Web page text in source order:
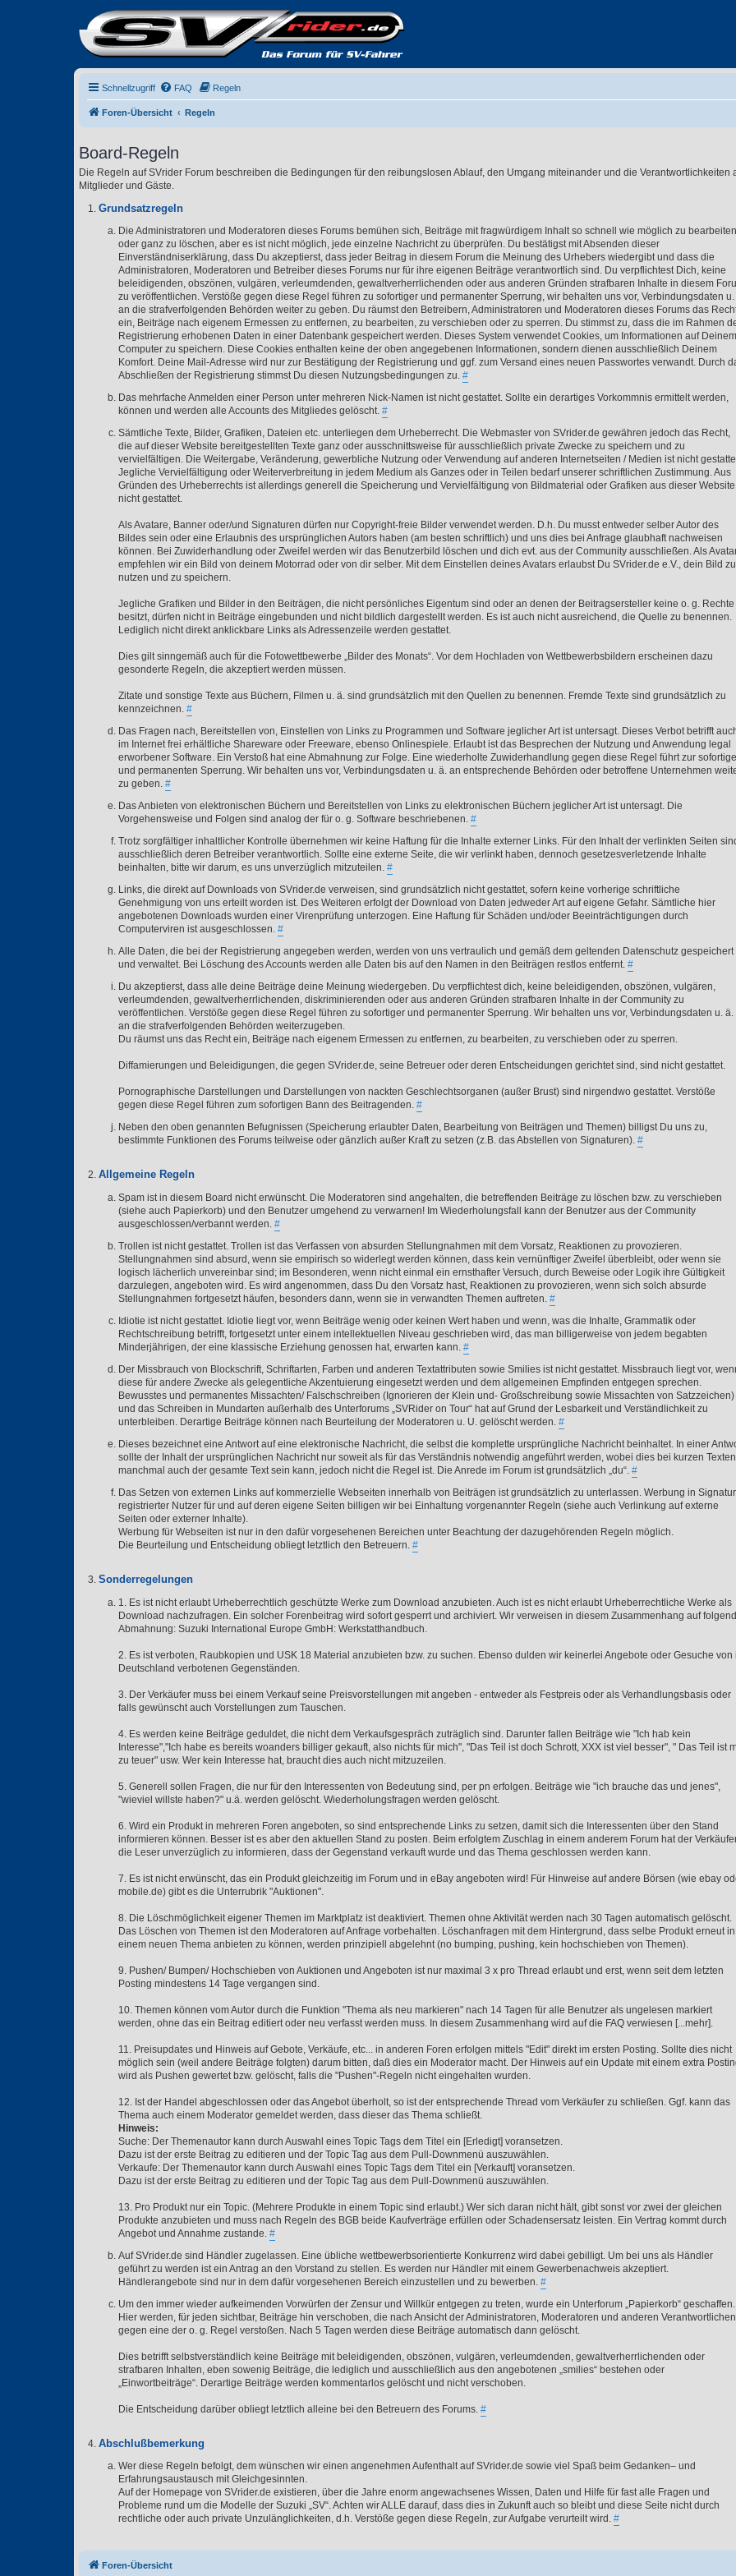
Schnellzugriff FAQ Regeln
Foren-Übersicht Regeln
Board-Regeln
Die Regeln auf SVrider Forum beschreiben die Bedingungen für den reibungslosen Ablauf, den Umgang miteinander und die Verantwortlichkeiten
Mitglieder und Gäste.
Grundsatzregeln
Die Administratoren und Moderatoren dieses Forums bemühen sich, Beiträge mit fragwürdigem Inhalt so schnell wie möglich zu bearbeiten
oder ganz zu löschen, aber es ist nicht möglich, jede einzelne Nachricht zu überprüfen. Du bestätigst mit Absenden dieser
Einverständniserklärung, dass Du akzeptierst, dass jeder Beitrag in diesem Forum die Meinung des Urhebers wiedergibt und dass die
Administratoren, Moderatoren und Betreiber dieses Forums nur für ihre eigenen Beiträge verantwortlich sind. Du verpflichtest Dich, keine
beleidigenden, obszönen, vulgären, verleumdenden, gewaltverherrlichenden oder aus anderen Gründen strafbaren Inhalte in diesem
zu veröffentlichen. Verstöße gegen diese Regel führen zu sofortiger und permanenter Sperrung, wir behalten uns vor, Verbindungsdaten u.
an die strafverfolgenden Behörden weiter zu geben. Du räumst den Betreibern, Administratoren und Moderatoren dieses Forums das
ein, Beiträge nach eigenem Ermessen zu entfernen, zu bearbeiten, zu verschieben oder zu sperren. Du stimmst zu, dass die im Rahmen
Registrierung erhobenen Daten in einer Datenbank gespeichert werden. Dieses System verwendet Cookies, um Informationen auf Deinem
Computer zu speichern. Diese Cookies enthalten keine der oben angegebenen Informationen, sondern dienen ausschließlich Deinem
Komfort. Deine Mail-Adresse wird nur zur Bestätigung der Registrierung und ggf. zum Versand eines neuen Passwortes verwandt. Durch
Abschließen der Registrierung stimmst Du diesen Nutzungsbedingungen zu. #
Das mehrfache Anmelden einer Person unter mehreren Nick-Namen ist nicht gestattet. Sollte ein derartiges Vorkommnis ermittelt werden,
können und werden alle Accounts des Mitgliedes gelöscht. #
Sämtliche Texte, Bilder, Grafiken, Dateien etc. unterliegen dem Urheberrecht. Die Webmaster von SVrider.de gewähren jedoch das Recht,
die auf dieser Website bereitgestellten Texte ganz oder ausschnittsweise für ausschließlich private Zwecke zu speichern und zu
vervielfältigen. Die Weitergabe, Veränderung, gewerbliche Nutzung oder Verwendung auf anderen Internetseiten / Medien ist nicht
Jegliche Vervielfältigung oder Weiterverbreitung in jedem Medium als Ganzes oder in Teilen bedarf unserer schriftlichen Zustimmung. Aus
Gründen des Urheberrechts ist allerdings generell die Speicherung und Vervielfältigung von Bildmaterial oder Grafiken aus dieser Website
nicht gestattet.
Als Avatare, Banner oder/und Signaturen dürfen nur Copyright-freie Bilder verwendet werden. D.h. Du musst entweder selber Autor des
Bildes sein oder eine Erlaubnis des ursprünglichen Autors haben (am besten schriftlich) und uns dies bei Anfrage glaubhaft nachweisen
können. Bei Zuwiderhandlung oder Zweifel werden wir das Benutzerbild löschen und dich evt. aus der Community ausschließen. Als
empfehlen wir ein Bild von deinem Motorrad oder von dir selber. Mit dem Einstellen deines Avatars erlaubst Du SVrider.de e.V., dein Bild zu
nutzen und zu speichern.
Jegliche Grafiken und Bilder in den Beiträgen, die nicht persönliches Eigentum sind oder an denen der Beitragsersteller keine o. g. Rechte
besitzt, dürfen nicht in Beiträge eingebunden und nicht bildlich dargestellt werden. Es ist auch nicht ausreichend, die Quelle zu benennen.
Lediglich nicht direkt anklickbare Links als Adressenzeile werden gestattet.
Dies gilt sinngemäß auch für die Fotowettbewerbe „Bilder des Monats“. Vor dem Hochladen von Wettbewerbsbildern erscheinen dazu
gesonderte Regeln, die akzeptiert werden müssen.
Zitate und sonstige Texte aus Büchern, Filmen u. ä. sind grundsätzlich mit den Quellen zu benennen. Fremde Texte sind grundsätzlich zu
kennzeichnen. #
Das Fragen nach, Bereitstellen von, Einstellen von Links zu Programmen und Software jeglicher Art ist untersagt. Dieses Verbot betrifft
im Internet frei erhältliche Shareware oder Freeware, ebenso Onlinespiele. Erlaubt ist das Besprechen der Nutzung und Anwendung legal
erworbener Software. Ein Verstoß hat eine Abmahnung zur Folge. Eine wiederholte Zuwiderhandlung gegen diese Regel führt zur
und permanenten Sperrung. Wir behalten uns vor, Verbindungsdaten u. ä. an entsprechende Behörden oder betroffene Unternehmen
zu geben. #
Das Anbieten von elektronischen Büchern und Bereitstellen von Links zu elektronischen Büchern jeglicher Art ist untersagt. Die
Vorgehensweise und Folgen sind analog der für o. g. Software beschriebenen. #
Trotz sorgfältiger inhaltlicher Kontrolle übernehmen wir keine Haftung für die Inhalte externer Links. Für den Inhalt der verlinkten Seiten
ausschließlich deren Betreiber verantwortlich. Sollte eine externe Seite, die wir verlinkt haben, dennoch gesetzesverletzende Inhalte
beinhalten, bitte wir darum, es uns unverzüglich mitzuteilen. #
Links, die direkt auf Downloads von SVrider.de verweisen, sind grundsätzlich nicht gestattet, sofern keine vorherige schriftliche
Genehmigung von uns erteilt worden ist. Des Weiteren erfolgt der Download von Daten jedweder Art auf eigene Gefahr. Sämtliche hier
angebotenen Downloads wurden einer Virenprüfung unterzogen. Eine Haftung für Schäden und/oder Beeinträchtigungen durch
Computerviren ist ausgeschlossen. #
Alle Daten, die bei der Registrierung angegeben werden, werden von uns vertraulich und gemäß dem geltenden Datenschutz gespeichert
und verwaltet. Bei Löschung des Accounts werden alle Daten bis auf den Namen in den Beiträgen restlos entfernt. #
Du akzeptierst, dass alle deine Beiträge deine Meinung wiedergeben. Du verpflichtest dich, keine beleidigenden, obszönen, vulgären,
verleumdenden, gewaltverherrlichenden, diskriminierenden oder aus anderen Gründen strafbaren Inhalte in der Community zu
veröffentlichen. Verstöße gegen diese Regel führen zu sofortiger und permanenter Sperrung. Wir behalten uns vor, Verbindungsdaten u. ä.
an die strafverfolgenden Behörden weiterzugeben.
Du räumst uns das Recht ein, Beiträge nach eigenem Ermessen zu entfernen, zu bearbeiten, zu verschieben oder zu sperren.
Diffamierungen und Beleidigungen, die gegen SVrider.de, seine Betreuer oder deren Entscheidungen gerichtet sind, sind nicht gestattet.
Pornographische Darstellungen und Darstellungen von nackten Geschlechtsorganen (außer Brust) sind nirgendwo gestattet. Verstöße
gegen diese Regel führen zum sofortigen Bann des Beitragenden. #
Neben den oben genannten Befugnissen (Speicherung erlaubter Daten, Bearbeitung von Beiträgen und Themen) billigst Du uns zu,
bestimmte Funktionen des Forums teilweise oder gänzlich außer Kraft zu setzen (z.B. das Abstellen von Signaturen). #
Allgemeine Regeln
Spam ist in diesem Board nicht erwünscht. Die Moderatoren sind angehalten, die betreffenden Beiträge zu löschen bzw. zu verschieben
(siehe auch Papierkorb) und den Benutzer umgehend zu verwarnen! Im Wiederholungsfall kann der Benutzer aus der Community
ausgeschlossen/verbannt werden. #
Trollen ist nicht gestattet. Trollen ist das Verfassen von absurden Stellungnahmen mit dem Vorsatz, Reaktionen zu provozieren.
Stellungnahmen sind absurd, wenn sie empirisch so widerlegt werden können, dass kein vernünftiger Zweifel überbleibt, oder wenn sie
logisch lächerlich unvereinbar sind; im Besonderen, wenn nicht einmal ein ernsthafter Versuch, durch Beweise oder Logik ihre Gültigkeit
darzulegen, angeboten wird. Es wird angenommen, dass Du den Vorsatz hast, Reaktionen zu provozieren, wenn sich solch absurde
Stellungnahmen fortgesetzt häufen, besonders dann, wenn sie in verwandten Themen auftreten. #
Idiotie ist nicht gestattet. Idiotie liegt vor, wenn Beiträge wenig oder keinen Wert haben und wenn, was die Inhalte, Grammatik oder
Rechtschreibung betrifft, fortgesetzt unter einem intellektuellen Niveau geschrieben wird, das man billigerweise von jedem begabten
Minderjährigen, der eine klassische Erziehung genossen hat, erwarten kann. #
Der Missbrauch von Blockschrift, Schriftarten, Farben und anderen Textattributen sowie Smilies ist nicht gestattet. Missbrauch liegt vor,
diese für andere Zwecke als gelegentliche Akzentuierung eingesetzt werden und dem allgemeinen Empfinden entgegen sprechen.
Bewusstes und permanentes Missachten/ Falschschreiben (Ignorieren der Klein und- Großschreibung sowie Missachten von Satzzeichen)
und das Schreiben in Mundarten außerhalb des Unterforums „SVRider on Tour“ hat auf Grund der Lesbarkeit und Verständlichkeit zu
unterbleiben. Derartige Beiträge können nach Beurteilung der Moderatoren u. U. gelöscht werden. #
Dieses bezeichnet eine Antwort auf eine elektronische Nachricht, die selbst die komplette ursprüngliche Nachricht beinhaltet. In einer
sollte der Inhalt der ursprünglichen Nachricht nur soweit als für das Verständnis notwendig angeführt werden, wobei dies bei kurzen Texten
manchmal auch der gesamte Text sein kann, jedoch nicht die Regel ist. Die Anrede im Forum ist grundsätzlich „du“. #
Das Setzen von externen Links auf kommerzielle Webseiten innerhalb von Beiträgen ist grundsätzlich zu unterlassen. Werbung in Signatur
registrierter Nutzer für und auf deren eigene Seiten billigen wir bei Einhaltung vorgenannter Regeln (siehe auch Verlinkung auf externe
Seiten oder externer Inhalte).
Werbung für Webseiten ist nur in den dafür vorgesehenen Bereichen unter Beachtung der dazugehörenden Regeln möglich.
Die Beurteilung und Entscheidung obliegt letztlich den Betreuern. #
Sonderregelungen
1. Es ist nicht erlaubt Urheberrechtlich geschützte Werke zum Download anzubieten. Auch ist es nicht erlaubt Urheberrechtliche Werke als
Download nachzufragen. Ein solcher Forenbeitrag wird sofort gesperrt und archiviert. Wir verweisen in diesem Zusammenhang auf
Abmahnung: Suzuki International Europe GmbH: Werkstatthandbuch.
2. Es ist verboten, Raubkopien und USK 18 Material anzubieten bzw. zu suchen. Ebenso dulden wir keinerlei Angebote oder Gesuche von
Deutschland verbotenen Gegenständen.
3. Der Verkäufer muss bei einem Verkauf seine Preisvorstellungen mit angeben - entweder als Festpreis oder als Verhandlungsbasis oder
falls gewünscht auch Vorstellungen zum Tauschen.
4. Es werden keine Beiträge geduldet, die nicht dem Verkaufsgespräch zuträglich sind. Darunter fallen Beiträge wie "Ich hab kein
Interesse","Ich habe es bereits woanders billiger gekauft, also nichts für mich", "Das Teil ist doch Schrott, XXX ist viel besser", " Das Teil ist
zu teuer" usw. Wer kein Interesse hat, braucht dies auch nicht mitzuzeilen.
5. Generell sollen Fragen, die nur für den Interessenten von Bedeutung sind, per pn erfolgen. Beiträge wie "ich brauche das und jenes",
"wieviel willste haben?" u.ä. werden gelöscht. Wiederholungsfragen werden gelöscht.
6. Wird ein Produkt in mehreren Foren angeboten, so sind entsprechende Links zu setzen, damit sich die Interessenten über den Stand
informieren können. Besser ist es aber den aktuellen Stand zu posten. Beim erfolgtem Zuschlag in einem anderem Forum hat der
die Leser unverzüglich zu informieren, dass der Gegenstand verkauft wurde und das Thema geschlossen werden kann.
7. Es ist nicht erwünscht, das ein Produkt gleichzeitig im Forum und in eBay angeboten wird! Für Hinweise auf andere Börsen (wie ebay
mobile.de) gibt es die Unterrubrik "Auktionen".
8. Die Löschmöglichkeit eigener Themen im Marktplatz ist deaktiviert. Themen ohne Aktivität werden nach 30 Tagen automatisch gelöscht.
Das Löschen von Themen ist den Moderatoren auf Anfrage vorbehalten. Löschanfragen mit dem Hintergrund, dass selbe Produkt erneut in
einem neuen Thema anbieten zu können, werden prinzipiell abgelehnt (no bumping, pushing, kein hochschieben von Themen).
9. Pushen/ Bumpen/ Hochschieben von Auktionen und Angeboten ist nur maximal 3 x pro Thread erlaubt und erst, wenn seit dem letzten
Posting mindestens 14 Tage vergangen sind.
10. Themen können vom Autor durch die Funktion "Thema als neu markieren" nach 14 Tagen für alle Benutzer als ungelesen markiert
werden, ohne das ein Beitrag editiert oder neu verfasst werden muss. In diesem Zusammenhang wird auf die FAQ verwiesen [...mehr].
11. Preisupdates und Hinweis auf Gebote, Verkäufe, etc... in anderen Foren erfolgen mittels "Edit" direkt im ersten Posting. Sollte dies nicht
möglich sein (weil andere Beiträge folgten) darum bitten, daß dies ein Moderator macht. Der Hinweis auf ein Update mit einem extra
wird als Pushen gewertet bzw. gelöscht, falls die "Pushen"-Regeln nicht eingehalten wurden.
12. Ist der Handel abgeschlossen oder das Angebot überholt, so ist der entsprechende Thread vom Verkäufer zu schließen. Ggf. kann das
Thema auch einem Moderator gemeldet werden, dass dieser das Thema schließt.
Hinweis:
Suche: Der Themenautor kann durch Auswahl eines Topic Tags dem Titel ein [Erledigt] voransetzen.
Dazu ist der erste Beitrag zu editieren und der Topic Tag aus dem Pull-Downmenü auszuwählen.
Verkaufe: Der Themenautor kann durch Auswahl eines Topic Tags dem Titel ein [Verkauft] voransetzen.
Dazu ist der erste Beitrag zu editieren und der Topic Tag aus dem Pull-Downmenü auszuwählen.
13. Pro Produkt nur ein Topic. (Mehrere Produkte in einem Topic sind erlaubt.) Wer sich daran nicht hält, gibt sonst vor zwei der gleichen
Produkte anzubieten und muss nach Regeln des BGB beide Kaufverträge erfüllen oder Schadensersatz leisten. Ein Vertrag kommt durch
Angebot und Annahme zustande. #
Auf SVrider.de sind Händler zugelassen. Eine übliche wettbewerbsorientierte Konkurrenz wird dabei gebilligt. Um bei uns als Händler
geführt zu werden ist ein Antrag an den Vorstand zu stellen. Es werden nur Händler mit einem Gewerbenachweis akzeptiert.
Händlerangebote sind nur in dem dafür vorgesehenen Bereich einzustellen und zu bewerben. #
Um den immer wieder aufkeimenden Vorwürfen der Zensur und Willkür entgegen zu treten, wurde ein Unterforum „Papierkorb“ geschaffen.
Hier werden, für jeden sichtbar, Beiträge hin verschoben, die nach Ansicht der Administratoren, Moderatoren und anderen Verantwortlichen
gegen eine der o. g. Regel verstoßen. Nach 5 Tagen werden diese Beiträge automatisch dann gelöscht.
Dies betrifft selbstverständlich keine Beiträge mit beleidigenden, obszönen, vulgären, verleumdenden, gewaltverherrlichenden oder
strafbaren Inhalten, eben sowenig Beiträge, die lediglich und ausschließlich aus den angebotenen „smilies“ bestehen oder
„Einwortbeiträge“. Derartige Beiträge werden kommentarlos gelöscht und nicht verschoben.
Die Entscheidung darüber obliegt letztlich alleine bei den Betreuern des Forums. #
Abschlußbemerkung
Wer diese Regeln befolgt, dem wünschen wir einen angenehmen Aufenthalt auf SVrider.de sowie viel Spaß beim Gedanken– und
Erfahrungsaustausch mit Gleichgesinnten.
Auf der Homepage von SVrider.de existieren, über die Jahre enorm angewachsenes Wissen, Daten und Hilfe für fast alle Fragen und
Probleme rund um die Modelle der Suzuki „SV“. Achten wir ALLE darauf, dass dies in Zukunft auch so bleibt und diese Seite nicht durch
rechtliche oder auch private Unzulänglichkeiten, d.h. Verstöße gegen diese Regeln, zur Aufgabe verurteilt wird. #
Foren-Übersicht